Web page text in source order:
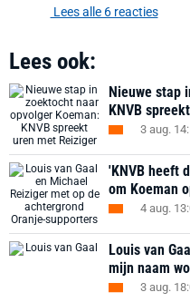
Lees alle 6 reacties
Lees ook:
Nieuwe stap
KNVB
3 aug.
'KNVB heeft
om Koeman
4 aug.
Louis van
mijn naam
3 aug.